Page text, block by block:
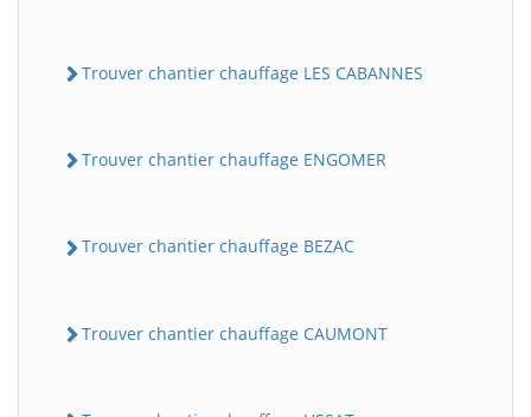
Trouver chantier chauffage LES CABANNES
Trouver chantier chauffage ENGOMER
Trouver chantier chauffage BEZAC
Trouver chantier chauffage CAUMONT
BatiWebPro